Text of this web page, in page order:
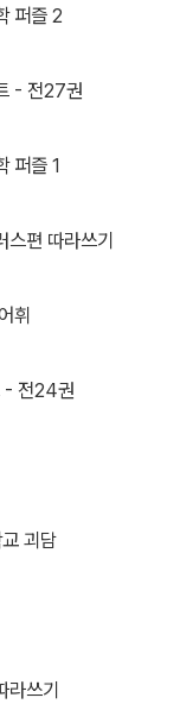
퍼즐 2
- 전27권
퍼즐 1
편 따라쓰기
휘
- 전24권
괴담
쓰기